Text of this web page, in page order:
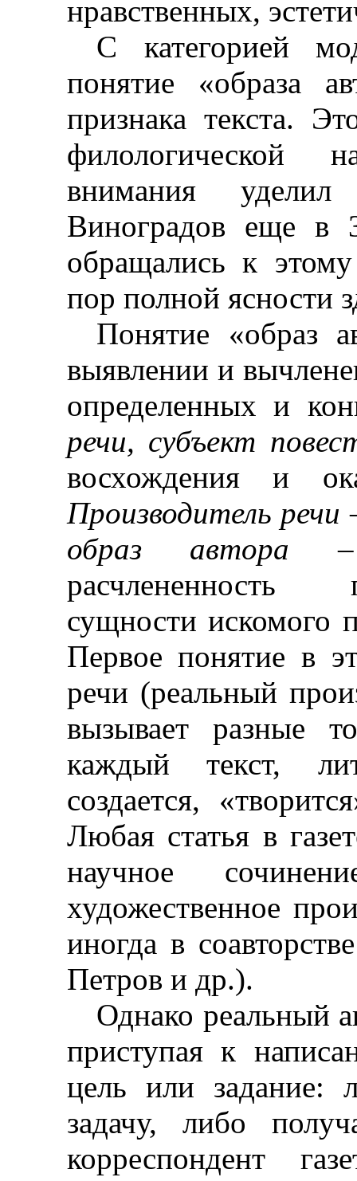
нравственных,
С категорией
понятие «образа
признака текста.
филологической
внимания
Виноградов еще
обращались к
пор полной ясности
Понятие «образ
выявлении и
определенных и
речи, субъект
восхождения и
Производитель речи
образ автора
–
расчлененность
сущности искомого
Первое понятие в
речи (реальный
вызывает разные
каждый текст,
создается,
Любая статья в
научное
художественное
иногда в
Петров и др.).
Однако реальный
приступая к
цель или задание:
задачу, либо
корреспондент